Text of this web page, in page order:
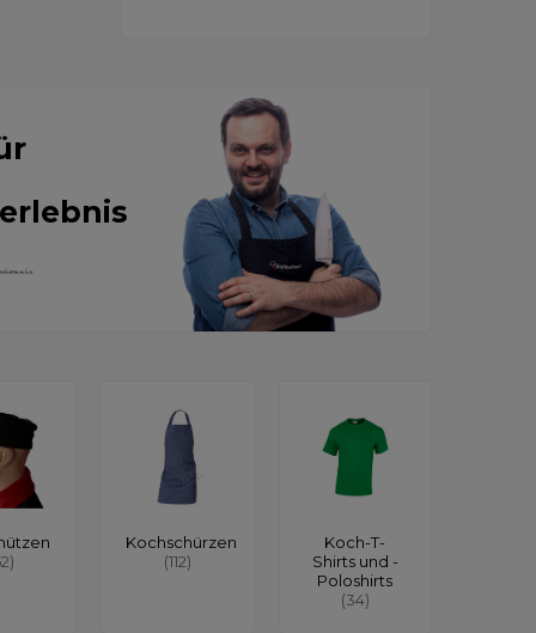
Kochschürzen
(112)
Koch-T-
Shirts und -
Poloshirts
(34)